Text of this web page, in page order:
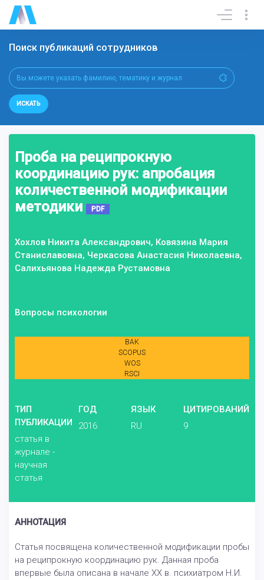
Поиск публикаций сотрудников
ИСКАТЬ
Проба на реципрокную
координацию рук: апробация
количественной модификации
методики
PDF
Хохлов Никита Александрович, Ковязина Мария
Станиславовна, Черкасова Анастасия Николаевна,
Салихьянова Надежда Рустамовна
Вопросы психологии
ВАК
SCOPUS
WOS
RSCI
ТИП
ПУБЛИКАЦИИ
статья в
журнале -
научная
статья
ГОД
2016
ЯЗЫК
RU
ЦИТИРОВАНИЙ
9
АННОТАЦИЯ
Статья посвящена количественной модификации пробы
на реципрокную координацию рук. Данная проба
впервые была описана в начале XX в. психиатром Н.И.